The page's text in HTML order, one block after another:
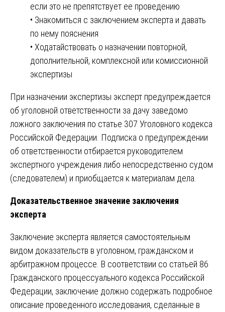
если это не препятствует ее проведению
• Знакомиться с заключением эксперта и давать
по нему пояснения
• Ходатайствовать о назначении повторной,
дополнительной, комплексной или комиссионной
экспертизы
При назначении экспертизы эксперт предупреждается
об уголовной ответственности за дачу заведомо
ложного заключения по статье 307 Уголовного кодекса
Российской Федерации. Подписка о предупреждении
об ответственности отбирается руководителем
экспертного учреждения либо непосредственно судом
(следователем) и приобщается к материалам дела.
Доказательственное значение заключения
эксперта
Заключение эксперта является самостоятельным
видом доказательств в уголовном, гражданском и
арбитражном процессе. В соответствии со статьей 86
Гражданского процессуального кодекса Российской
Федерации, заключение должно содержать подробное
описание проведенного исследования, сделанные в